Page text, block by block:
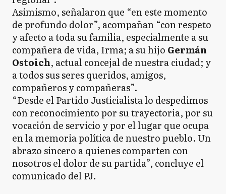
Asimismo, señalaron que “en este momento
de profundo dolor”, acompañan “con respeto
y afecto a toda su familia, especialmente a su
compañera de vida, Irma; a su hijo Germán
Ostoich, actual concejal de nuestra ciudad; y
a todos sus seres queridos, amigos,
compañeros y compañeras”.
“Desde el Partido Justicialista lo despedimos
con reconocimiento por su trayectoria, por su
vocación de servicio y por el lugar que ocupa
en la memoria política de nuestro pueblo. Un
abrazo sincero a quienes comparten con
nosotros el dolor de su partida”, concluye el
comunicado del PJ.